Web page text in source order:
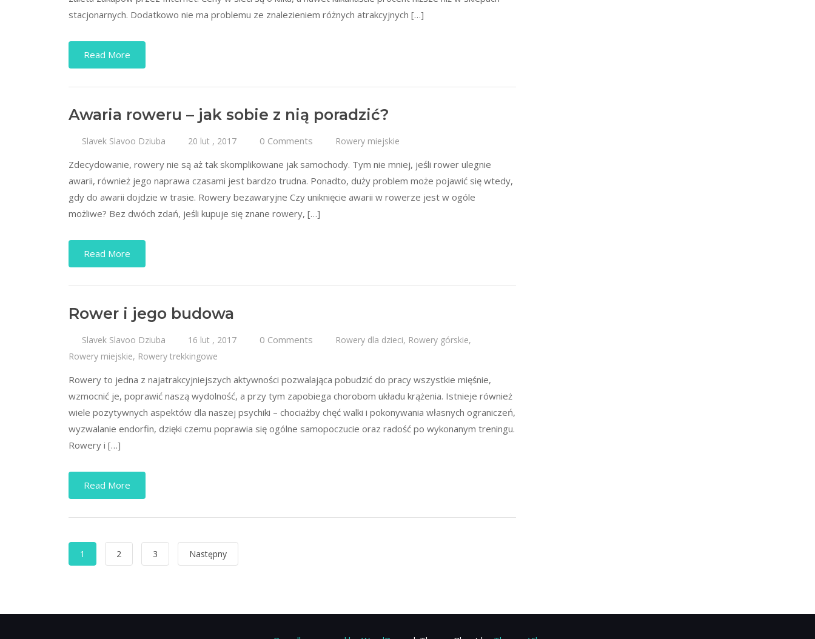
stacjonarnych. Dodatkowo nie ma problemu ze znalezieniem różnych atrakcyjnych […]
Read More
Awaria roweru – jak sobie z nią poradzić?
Slavek Slavoo Dziuba 20 lut , 2017 0 Comments Rowery miejskie
Zdecydowanie, rowery nie są aż tak skomplikowane jak samochody. Tym nie mniej, jeśli rower ulegnie
awarii, również jego naprawa czasami jest bardzo trudna. Ponadto, duży problem może pojawić się wtedy,
gdy do awarii dojdzie w trasie. Rowery bezawaryjne Czy uniknięcie awarii w rowerze jest w ogóle
możliwe? Bez dwóch zdań, jeśli kupuje się znane rowery, […]
Read More
Rower i jego budowa
Slavek Slavoo Dziuba 16 lut , 2017 0 Comments Rowery dla dzieci, Rowery górskie,
Rowery miejskie, Rowery trekkingowe
Rowery to jedna z najatrakcyjniejszych aktywności pozwalająca pobudzić do pracy wszystkie mięśnie,
wzmocnić je, poprawić naszą wydolność, a przy tym zapobiega chorobom układu krążenia. Istnieje również
wiele pozytywnych aspektów dla naszej psychiki – chociażby chęć walki i pokonywania własnych ograniczeń,
wyzwalanie endorfin, dzięki czemu poprawia się ogólne samopoczucie oraz radość po wykonanym treningu.
Rowery i […]
Read More
Stronicowanie
1 2 3 Następny